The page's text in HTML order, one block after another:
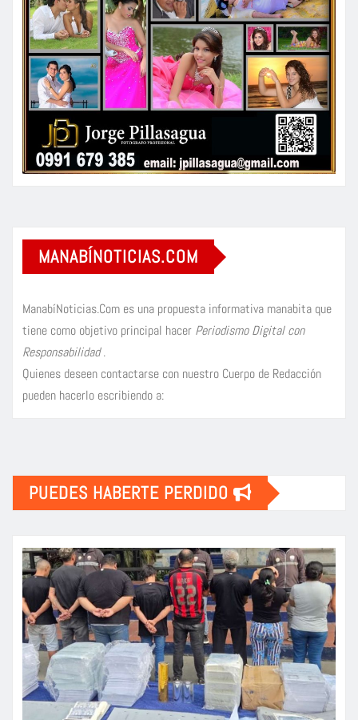
MANABÍNOTICIAS.COM
ManabíNoticias.Com es una propuesta informativa manabita que
tiene como objetivo principal hacer Periodismo Digital con
Responsabilidad.
Quienes deseen contactarse con nuestro Cuerpo de Redacción
pueden hacerlo escribiendo a:
PUEDES HABERTE PERDIDO